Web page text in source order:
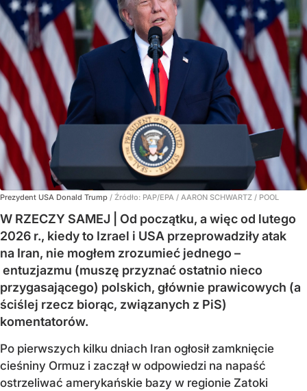
Prezydent USA Donald Trump / Źródło: PAP/EPA / AARON SCHWARTZ / POOL
W RZECZY SAMEJ | Od początku, a więc od lutego
2026 r., kiedy to Izrael i USA przeprowadziły atak
na Iran, nie mogłem zrozumieć jednego –
entuzjazmu (muszę przyznać ostatnio nieco
przygasającego) polskich, głównie prawicowych (a
ściślej rzecz biorąc, związanych z PiS)
komentatorów.
Po pierwszych kilku dniach Iran ogłosił zamknięcie
cieśniny Ormuz i zaczął w odpowiedzi na napaść
ostrzeliwać amerykańskie bazy w regionie Zatoki